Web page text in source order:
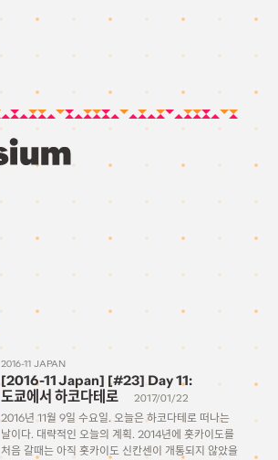
2016-11 JAPAN
[2016-11 Japan] [#23] Day 11:
도쿄에서 하코다테로
2017/01/22
2016년 11월 9일 수요일. 오늘은 하코다테로 떠나는
날이다. 대략적인 오늘의 계획. 2014년에 홋카이도를
처음 갈때는 아직 홋카이도 신칸센이 개통되지 않았을